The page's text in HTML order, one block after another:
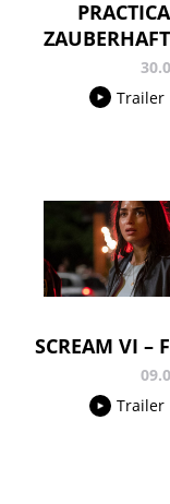
Trailer
SCREAM VI –
Trailer